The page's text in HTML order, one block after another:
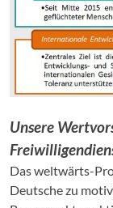
Unsere
Das weltwärts-
Deutsche zu